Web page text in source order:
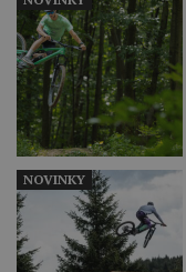
NOVINKY